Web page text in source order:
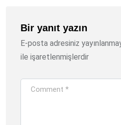
Bir yanıt yazın
E-posta adresiniz
ile işaretlenmişlerdir